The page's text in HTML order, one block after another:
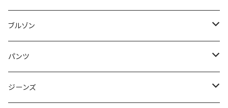
50/XL～
48/L
50/XL～
46/M
48/L
50/XL～
～44/S
46/M
48/L
ブルゾン
～44/S
46/M
パンツ
～44/S
ジーンズ